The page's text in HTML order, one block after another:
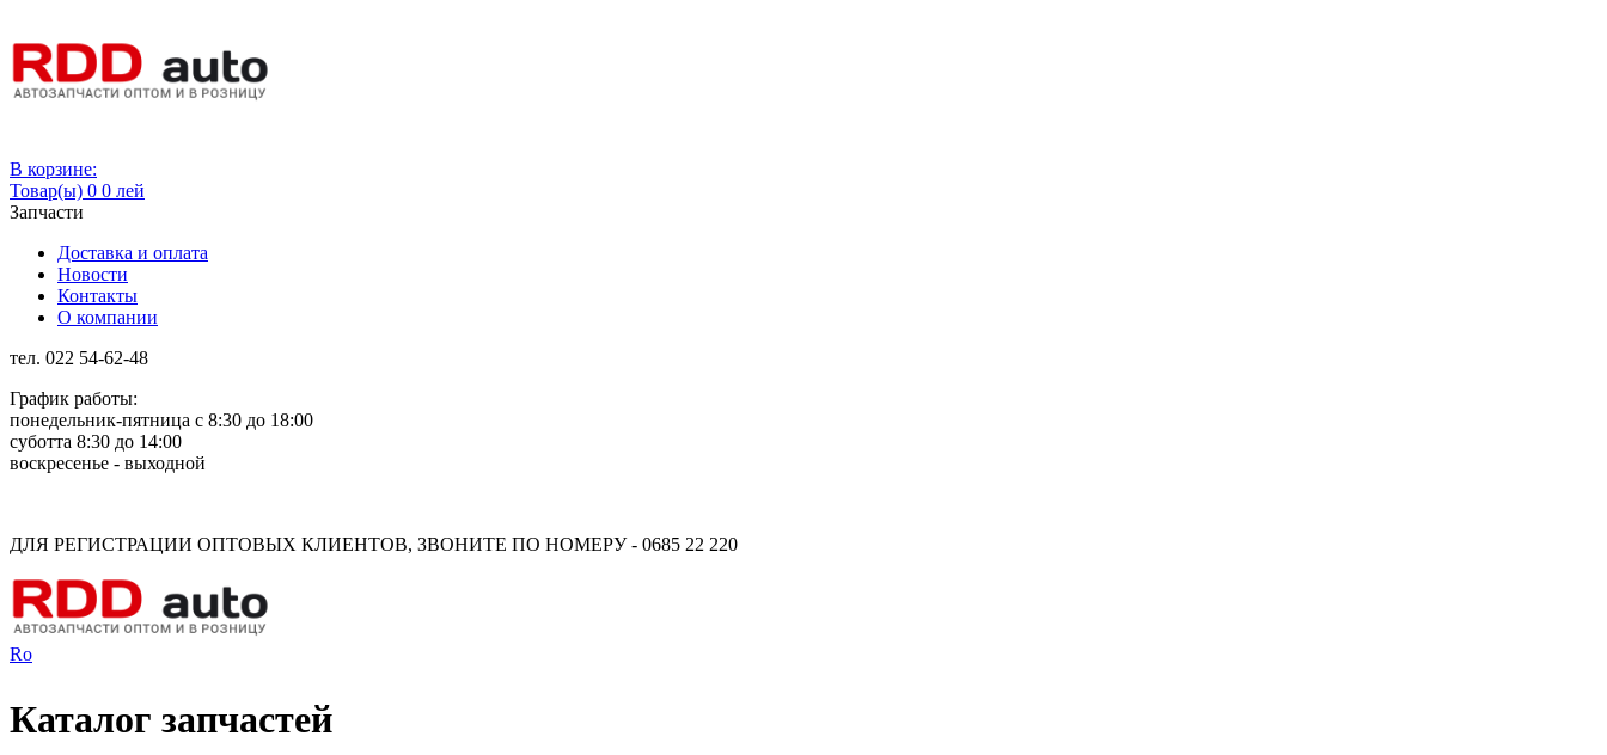
В корзине:
Товар(ы) 0 0 лей
Запчасти
Доставка и оплата
Новости
Контакты
О компании
тел. 022 54-62-48
График работы:
понедельник-пятница с 8:30 до 18:00
суботта 8:30 до 14:00
воскресенье - выходной
ДЛЯ РЕГИСТРАЦИИ ОПТОВЫХ КЛИЕНТОВ, ЗВОНИТЕ ПО НОМЕРУ - 0685 22 220
Ro
Каталог запчастей